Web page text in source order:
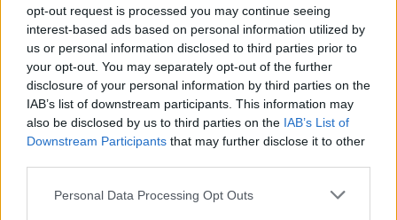
opt-out request is processed you may continue seeing
interest-based ads based on personal information utilized by
us or personal information disclosed to third parties prior to
your opt-out. You may separately opt-out of the further
disclosure of your personal information by third parties on the
IAB’s list of downstream participants. This information may
also be disclosed by us to third parties on the IAB’s List of
Downstream Participants that may further disclose it to other
Personal Data Processing Opt Outs
Santiago do Cacém: Câmara cede habitação para alojar
médicos anestesiologistas
A Câmara de Santiago do Cacém, no distrito de Setúbal, celebrou
um protocolo com...